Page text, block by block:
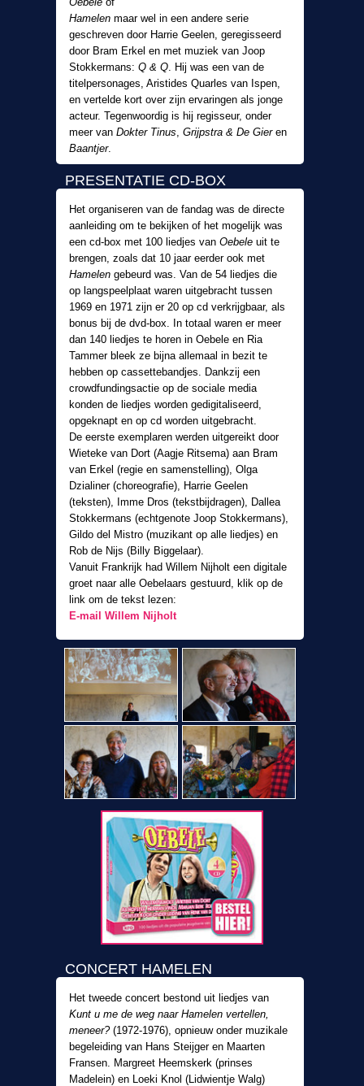
Hamelen maar wel in een andere serie
geschreven door Harrie Geelen, geregisseerd
door Bram Erkel en met muziek van Joop
Stokkermans: Q & Q. Hij was een van de
titelpersonages, Aristides Quarles van Ispen,
en vertelde kort over zijn ervaringen als jonge
acteur. Tegenwoordig is hij regisseur, onder
meer van Dokter Tinus, Grijpstra & De Gieren
Baantjer.
PRESENTATIE CD-BOX
Het organiseren van de fandag was de directe
aanleiding om te bekijken of het mogelijk was
een cd-box met 100 liedjes van Oebele uit te
brengen, zoals dat 10 jaar eerder ook met
Hamelen gebeurd was. Van de 54 liedjes die
op langspeelplaat waren uitgebracht tussen
1969 en 1971 zijn er 20 op cd verkrijgbaar, als
bonus bij de dvd-box. In totaal waren er meer
dan 140 liedjes te horen in Oebele en Ria
Tammer bleek ze bijna allemaal in bezit te
hebben op cassettebandjes. Dankzij een
crowdfundingsactie op de sociale media
konden de liedjes worden gedigitaliseerd,
opgeknapt en op cd worden uitgebracht.
De eerste exemplaren werden uitgereikt door
Wieteke van Dort (Aagje Ritsema) aan Bram
van Erkel (regie en samenstelling), Olga
Dzialiner (choreografie), Harrie Geelen
(teksten), Imme Dros (tekstbijdragen), Dallea
Stokkermans (echtgenote Joop Stokkermans),
Gildo del Mistro (muzikant op alle liedjes) en
Rob de Nijs (Billy Biggelaar).
Vanuit Frankrijk had Willem Nijholt een digitale
groet naar alle Oebelaars gestuurd, klik op de
link om de tekst lezen:
E-mail Willem Nijholt
CONCERT HAMELEN
Het tweede concert bestond uit liedjes van
Kunt u me de weg naar Hamelen vertellen,
meneer?(1972-1976), opnieuw onder muzikale
begeleiding van Hans Steijger en Maarten
Fransen. Margreet Heemskerk (prinses
Madelein) en Loeki Knol (Lidwientje Walg)